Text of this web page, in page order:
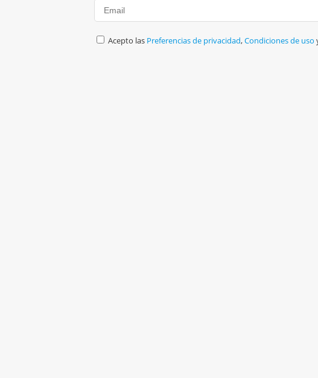
Acepto las Preferencias de privacidad,Condiciones de uso